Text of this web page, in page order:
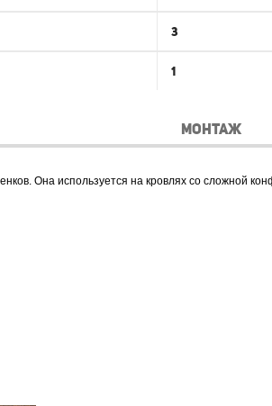
3
1
МОНТАЖ
Она используется на кровлях со сложной